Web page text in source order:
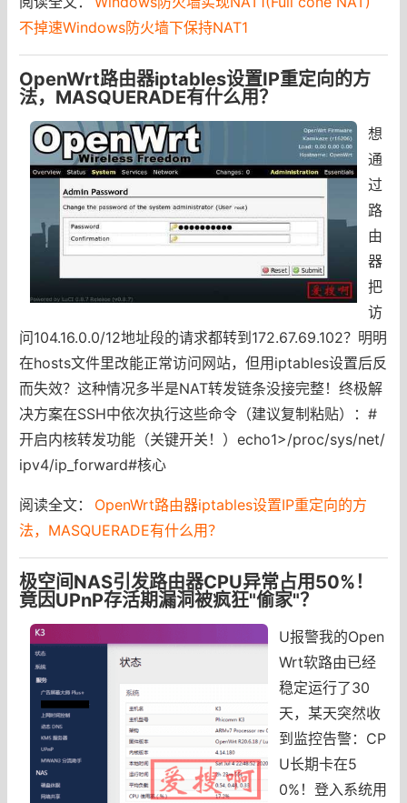
不掉速Windows防火墙下保持NAT1
OpenWrt路由器iptables设置IP重定向的方
法，MASQUERADE有什么用？
想
通
过
路
由
器
把
访
问104.16.0.0/12地址段的请求都转到172.67.69.102？明明
在hosts文件里改能正常访问网站，但用iptables设置后反
而失效？这种情况多半是NAT转发链条没接完整！终极解
决方案在SSH中依次执行这些命令（建议复制粘贴）：#
开启内核转发功能（关键开关！）echo1>/proc/sys/net/
ipv4/ip_forward#核心
阅读全文：
OpenWrt路由器iptables设置IP重定向的方
法，MASQUERADE有什么用？
极空间NAS引发路由器CPU异常占用50%！
竟因UPnP存活期漏洞被疯狂"偷家"？
U报警我的Open
Wrt软路由已经
稳定运行了30
天，某天突然收
到监控告警：CP
U长期卡在5
0%！登入系统用